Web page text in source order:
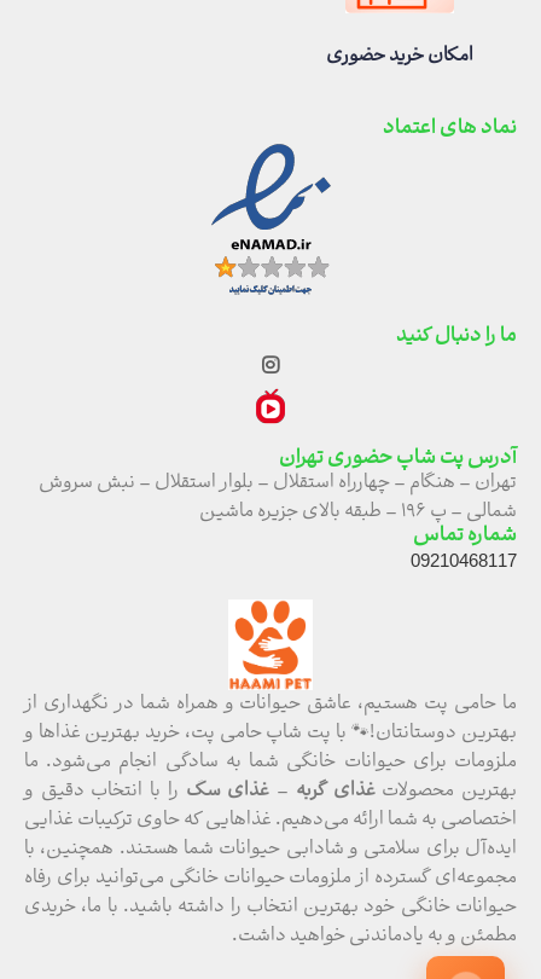
امکان خرید حضوری
ما حامی پت هستیم، عاشق حیوانات و همراه شما در نگهداری از
بهترین دوستانتان!🐾 با پت شاپ حامی پت، خرید بهترین غذاها و
ملزومات برای حیوانات خانگی شما به سادگی انجام می‌شود. ما
بهترین محصولاتغذای گربه – غذای سگ را با انتخاب دقیق و
اختصاصی به شما ارائه می‌دهیم. غذاهایی که حاوی ترکیبات غذایی
ایده‌آل برای سلامتی و شادابی حیوانات شما هستند. همچنین، با
مجموعه‌ای گسترده از ملزومات حیوانات خانگی می‌توانید برای رفاه
حیوانات خانگی خود بهترین انتخاب را داشته باشید. با ما، خریدی
مطمئن و به یادماندنی خواهید داشت.
آدرس پت شاپ حضوری تهران
تهران – هنگام – چهارراه استقلال – بلوار استقلال – نبش سروش
شمالی – پ ۱۹۶ – طبقه بالای جزیره ماشین
شماره تماس
09210468117
ما را دنبال کنید
نماد های اعتماد